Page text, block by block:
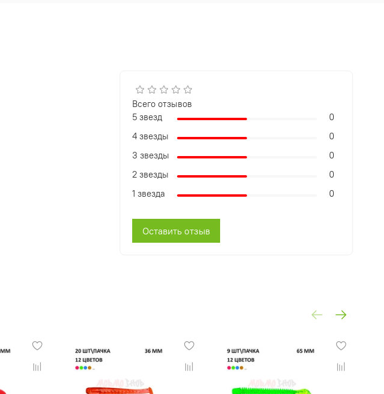
Всего отзывов
5 звезд
0
4 звезды
0
3 звезды
0
2 звезды
0
1 звезда
0
Оставить отзыв